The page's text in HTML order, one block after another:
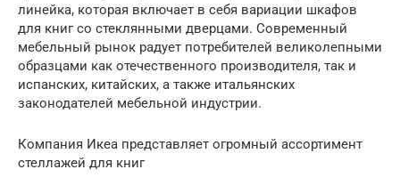
линейка, которая включает в себя вариации шкафов
для книг со стеклянными дверцами. Современный
мебельный рынок радует потребителей великолепными
образцами как отечественного производителя, так и
испанских, китайских, а также итальянских
законодателей мебельной индустрии.
Компания Икеа представляет огромный ассортимент
стеллажей для книг